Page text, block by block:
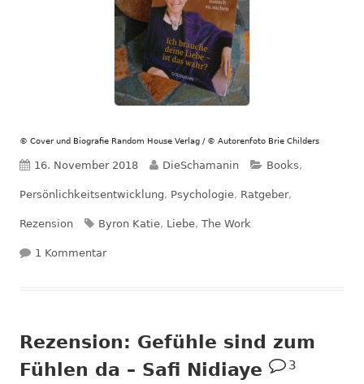
© Cover und Biografie Random House Verlag / © Autorenfoto Brie Childers
Veröffentlicht
am
16. November 2018 Autor
DieSchamanin Kategorien
Books,
Persönlichkeitsentwicklung, Psychologie, Ratgeber,
Rezension Schlagwörter
Byron Katie, Liebe, The Work
1 Kommentarzu Rezension: Ich brauche deine Liebe – Ist das
Rezension: Gefühle sind zum
Fühlen da – Safi Nidiaye
3